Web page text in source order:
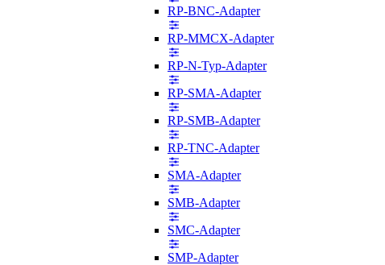
RP-BNC-Adapter
RP-MMCX-Adapter
RP-N-Typ-Adapter
RP-SMA-Adapter
RP-SMB-Adapter
RP-TNC-Adapter
SMA-Adapter
SMB-Adapter
SMC-Adapter
SMP-Adapter